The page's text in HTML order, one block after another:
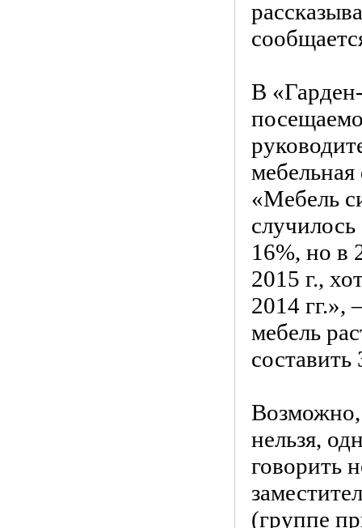
В
«Мебель
16%, но в
2015 г.,
2014 гг.»,
мебель
составить
Возможно,
нельзя,
говорить
(группе